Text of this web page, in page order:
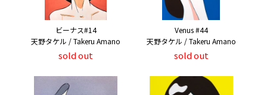
ビーナス#14
天野タケル / Takeru Amano
sold out
Venus #44
天野タケル / Takeru Amano
sold out